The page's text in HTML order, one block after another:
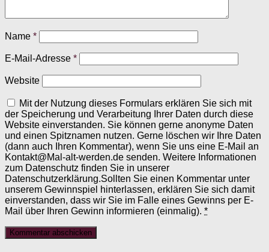
Name *
E-Mail-Adresse *
Website
Mit der Nutzung dieses Formulars erklären Sie sich mit
der Speicherung und Verarbeitung Ihrer Daten durch diese
Website einverstanden. Sie können gerne anonyme Daten
und einen Spitznamen nutzen. Gerne löschen wir Ihre Daten
(dann auch Ihren Kommentar), wenn Sie uns eine E-Mail an
Kontakt@Mal-alt-werden.de senden. Weitere Informationen
zum Datenschutz finden Sie in unserer
Datenschutzerklärung.Sollten Sie einen Kommentar unter
unserem Gewinnspiel hinterlassen, erklären Sie sich damit
einverstanden, dass wir Sie im Falle eines Gewinns per E-
Mail über Ihren Gewinn informieren (einmalig). *